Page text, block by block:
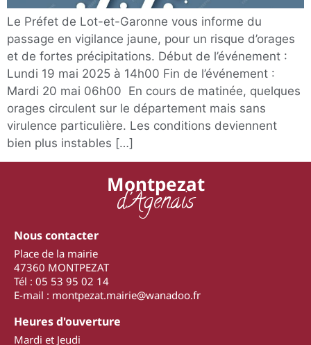
Le Préfet de Lot-et-Garonne vous informe du
passage en vigilance jaune, pour un risque d’orages
et de fortes précipitations. Début de l’événement :
Lundi 19 mai 2025 à 14h00 Fin de l’événement :
Mardi 20 mai 06h00 En cours de matinée, quelques
orages circulent sur le département mais sans
virulence particulière. Les conditions deviennent
bien plus instables […]
Montpezat
d'Agenais
Nous contacter
Place de la mairie
47360 MONTPEZAT
Tél : 05 53 95 02 14
E-mail : montpezat.mairie@wanadoo.fr
Heures d'ouverture
Mardi et Jeudi